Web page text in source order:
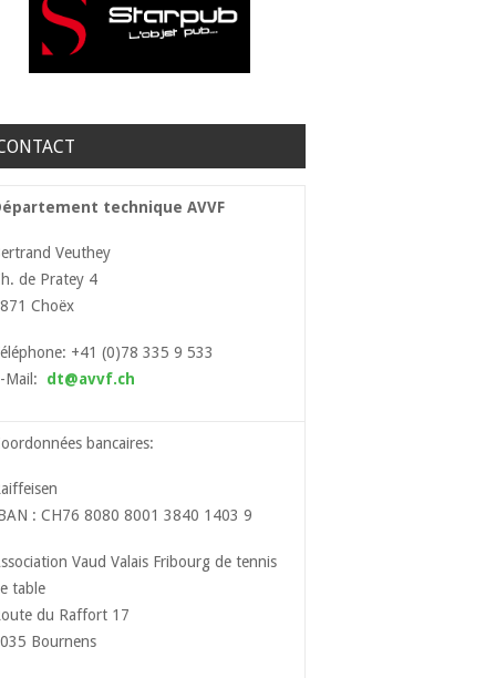
technique AVVF
Veuthey
de Pratey 4
Choëx
+41 (0)78 335 9 533
Mail: dt@avvf.ch
bancaires:
: CH76 8080 8001 3840 1403 9
Vaud Valais Fribourg de tennis
table
du Raffort 17
Bournens